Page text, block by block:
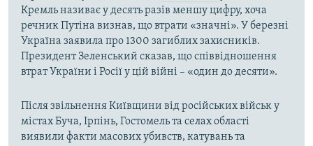
Кремль називає у десять разів меншу цифру, хоча
речник Путіна визнав, що втрати «значні». У березні
Україна заявила про 1300 загиблих захисників.
Президент Зеленський сказав, що співвідношення
втрат України і Росії у цій війні – «один до десяти».
Після звільнення Київщини від російських військ у
містах Буча, Ірпінь, Гостомель та селах області
виявили факти масових убивств, катувань та